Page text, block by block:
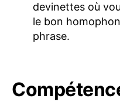
devinettes où
le bon
phrase.